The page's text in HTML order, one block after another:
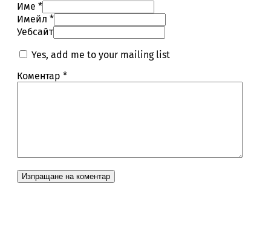
Име *
Имейл *
Уебсайт
Yes, add me to your mailing list
Коментар *